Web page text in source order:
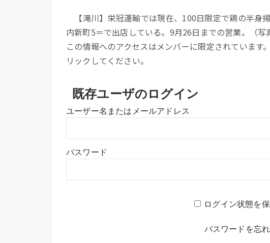
【滝川】栄冠運輸では現在、100日限定で鶏の半身
内新町5＝で出店している。9月26日までの営業。（写
この情報へのアクセスはメンバーに限定されていま
リックしてください。
既存ユーザのログイン
ユーザー名またはメールアドレス
パスワード
ログイン状態を
パスワードを忘